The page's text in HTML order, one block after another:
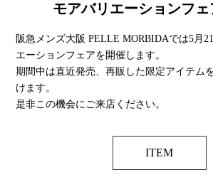
モアバリエーションフ
阪急メンズ大阪 PELLE MORBIDAでは5月
エーションフェアを開催します。
期間中は直近発売、再販した限定アイテム
けます。
是非この機会にご来店ください。
ITEM